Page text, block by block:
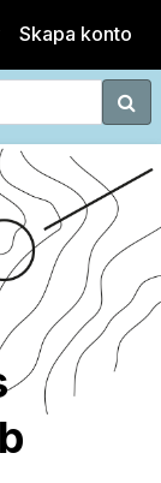
Skapa konto
Sök